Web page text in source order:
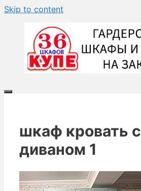
Skip to content
шкаф кровать с
диваном 1